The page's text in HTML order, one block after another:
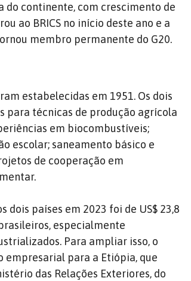
do continente, com crescimento de
ao BRICS no início deste ano e a
membro permanente do G20.
estabelecidas em 1951. Os dois
para técnicas de produção agrícola
em biocombustíveis;
escolar; saneamento básico e
de cooperação em
países em 2023 foi de US$ 23,8
especialmente
Para ampliar isso, o
empresarial para a Etiópia, que
das Relações Exteriores, do